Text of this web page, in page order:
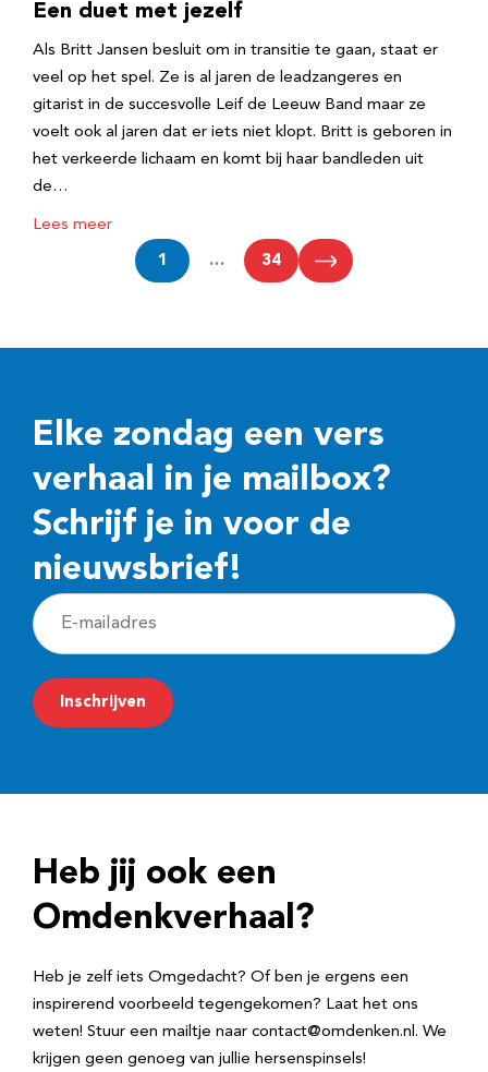
Een duet met jezelf
Als Britt Jansen besluit om in transitie te gaan, staat er
veel op het spel. Ze is al jaren de leadzangeres en
gitarist in de succesvolle Leif de Leeuw Band maar ze
voelt ook al jaren dat er iets niet klopt. Britt is geboren in
het verkeerde lichaam en komt bij haar bandleden uit
de…
Lees meer
1 … 34
Elke zondag een vers
verhaal in je mailbox?
Schrijf je in voor de
nieuwsbrief!
E
-
m
a
r
e
Inschrijven
Heb jij ook een
Omdenkverhaal?
Heb je zelf iets Omgedacht? Of ben je ergens een
inspirerend voorbeeld tegengekomen? Laat het ons
weten! Stuur een mailtje naar contact@omdenken.nl. We
krijgen geen genoeg van jullie hersenspinsels!